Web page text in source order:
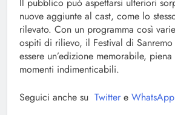
Il pubblico può aspettarsi ulteriori
nuove aggiunte al cast, come lo
rilevato. Con un programma così
ospiti di rilievo, il Festival di
essere un’edizione memorabile,
momenti indimenticabili.
Seguici anche su Twitter e WhatsApp